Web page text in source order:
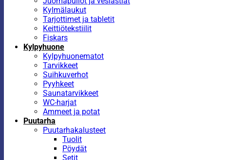
Kylmälaukut
Tarjottimet ja tabletit
Keittiötekstiilit
Fiskars
Kylpyhuone
Kylpyhuonematot
Tarvikkeet
Suihkuverhot
Pyyhkeet
Saunatarvikkeet
WC-harjat
Ammeet ja potat
Puutarha
Puutarhakalusteet
Tuolit
Pöydät
Setit